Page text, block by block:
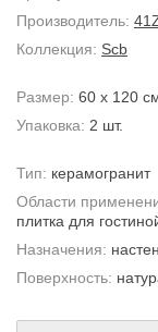
Производитель:
Коллекция: Scb
Размер: 60 x 120
Упаковка: 2 шт.
Тип: керамогранит
Области
плитка для
Назначения:
Поверхность: